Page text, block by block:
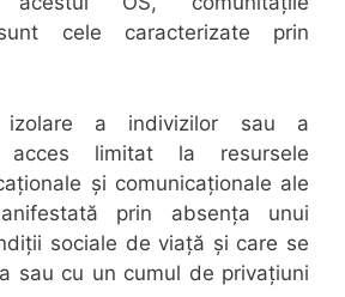
cele caracterizate prin
izolare a indivizilor sau a
acces limitat la resursele
și comunicaționale ale
prin absența unui
sociale de viață și care se
sau cu un cumul de privațiuni